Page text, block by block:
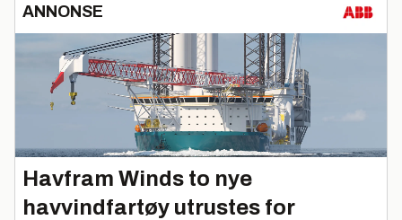
ANNONSE
Havfram Winds to nye
havvindfartøy utrustes for